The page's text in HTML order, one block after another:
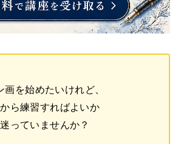
画を始めたいけれど、
ら練習すればよいか
迷っていませんか？